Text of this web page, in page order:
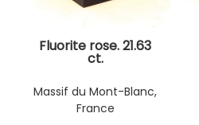
Fluorite rose. 21.63
ct.
Massif du Mont-Blanc,
France